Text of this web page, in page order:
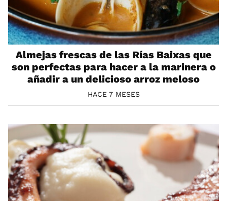
Almejas frescas de las Rías Baixas que
son perfectas para hacer a la marinera o
añadir a un delicioso arroz meloso
HACE 7 MESES